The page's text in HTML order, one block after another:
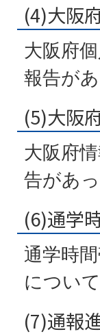
(4)大阪
大阪府
報告があ
(5)大阪
大阪府
告があっ
(6)通学
通学時
につい
(7)通報